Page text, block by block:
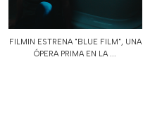
FILMIN ESTRENA "BLUE FILM", UNA
ÓPERA PRIMA EN LA ...